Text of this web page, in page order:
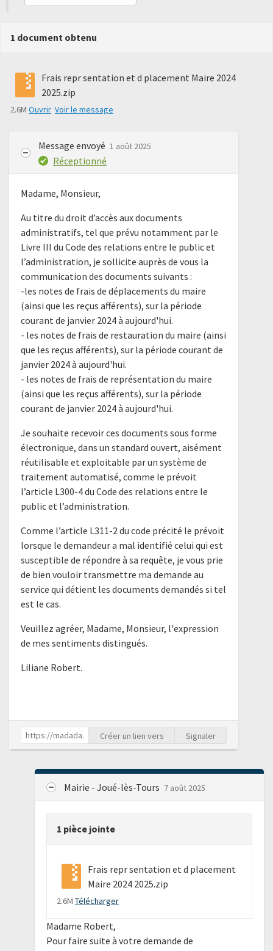
1 document obtenu
Frais repr sentation et d placement Maire 2024
2025.zip
2.6M Ouvrir Voir le message
Message envoyé 1 août 2025
Réceptionné
Madame, Monsieur,
Au titre du droit d’accès aux documents
administratifs, tel que prévu notamment par le
Livre III du Code des relations entre le public et
l’administration, je sollicite auprès de vous la
communication des documents suivants :
-les notes de frais de déplacements du maire
(ainsi que les reçus afférents), sur la période
courant de janvier 2024 à aujourd'hui.
- les notes de frais de restauration du maire (ainsi
que les reçus afférents), sur la période courant de
janvier 2024 à aujourd'hui.
- les notes de frais de représentation du maire
(ainsi que les reçus afférents), sur la période
courant de janvier 2024 à aujourd'hui.
Je souhaite recevoir ces documents sous forme
électronique, dans un standard ouvert, aisément
réutilisable et exploitable par un système de
traitement automatisé, comme le prévoit
l’article L300-4 du Code des relations entre le
public et l’administration.
Comme l’article L311-2 du code précité le prévoit
lorsque le demandeur a mal identifié celui qui est
susceptible de répondre à sa requête, je vous prie
de bien vouloir transmettre ma demande au
service qui détient les documents demandés si tel
est le cas.
Veuillez agréer, Madame, Monsieur, l'expression
de mes sentiments distingués.
Liliane Robert.
Créer un lien vers Signaler
Mairie - Joué-lès-Tours 7 août 2025
1 pièce jointe
Frais repr sentation et d placement
Maire 2024 2025.zip
2.6M Télécharger
Madame Robert,
Pour faire suite à votre demande de